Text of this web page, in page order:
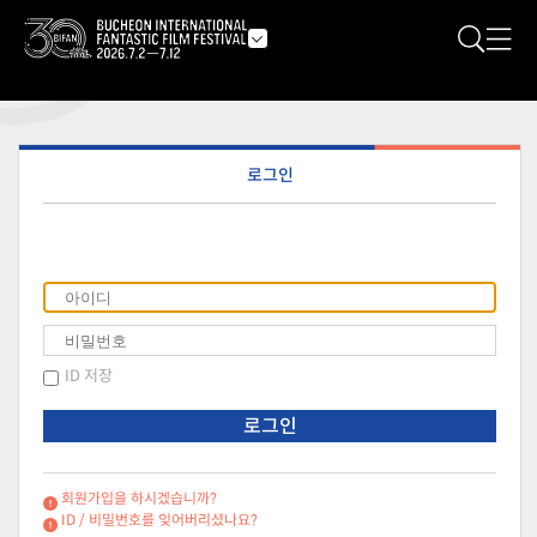
로그인
ID 저장
로그인
회원가입을 하시겠습니까?
ID / 비밀번호를 잊어버리셨나요?